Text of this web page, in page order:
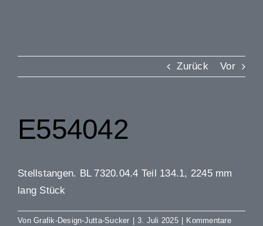
Zurück Vor
E554042
Stellstangen. BL 7320.04.4 Teil 134.1, 2245 mm
lang Stück
VonGrafik-Design-Jutta-Sucker 3. Juli 2025
Kommentare